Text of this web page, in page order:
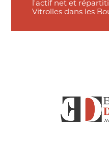
l'actif net et
Vitrolles dans les